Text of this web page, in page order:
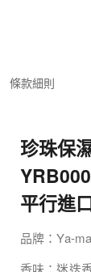
條款細則
珍珠保
平行進
品牌：Ya-
香味：迷迭